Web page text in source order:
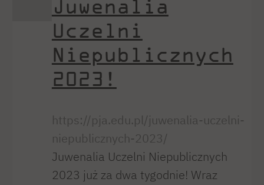
Juwenalia
Uczelni
Niepublicznych
2023!
https://pja.edu.pl/juwenalia-uczelni-
niepublicznych-2023/
Juwenalia Uczelni Niepublicznych
2023 już za dwa tygodnie! Wraz